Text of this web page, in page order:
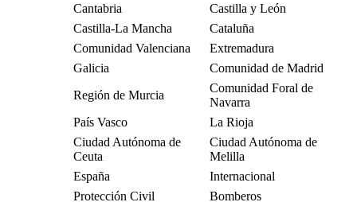
Cantabria
Castilla y León
Castilla-La Mancha
Cataluña
Comunidad Valenciana
Extremadura
Galicia
Comunidad de Madrid
Región de Murcia
Comunidad Foral de
Navarra
País Vasco
La Rioja
Ciudad Autónoma de
Ceuta
Ciudad Autónoma de
Melilla
España
Internacional
Protección Civil
Bomberos